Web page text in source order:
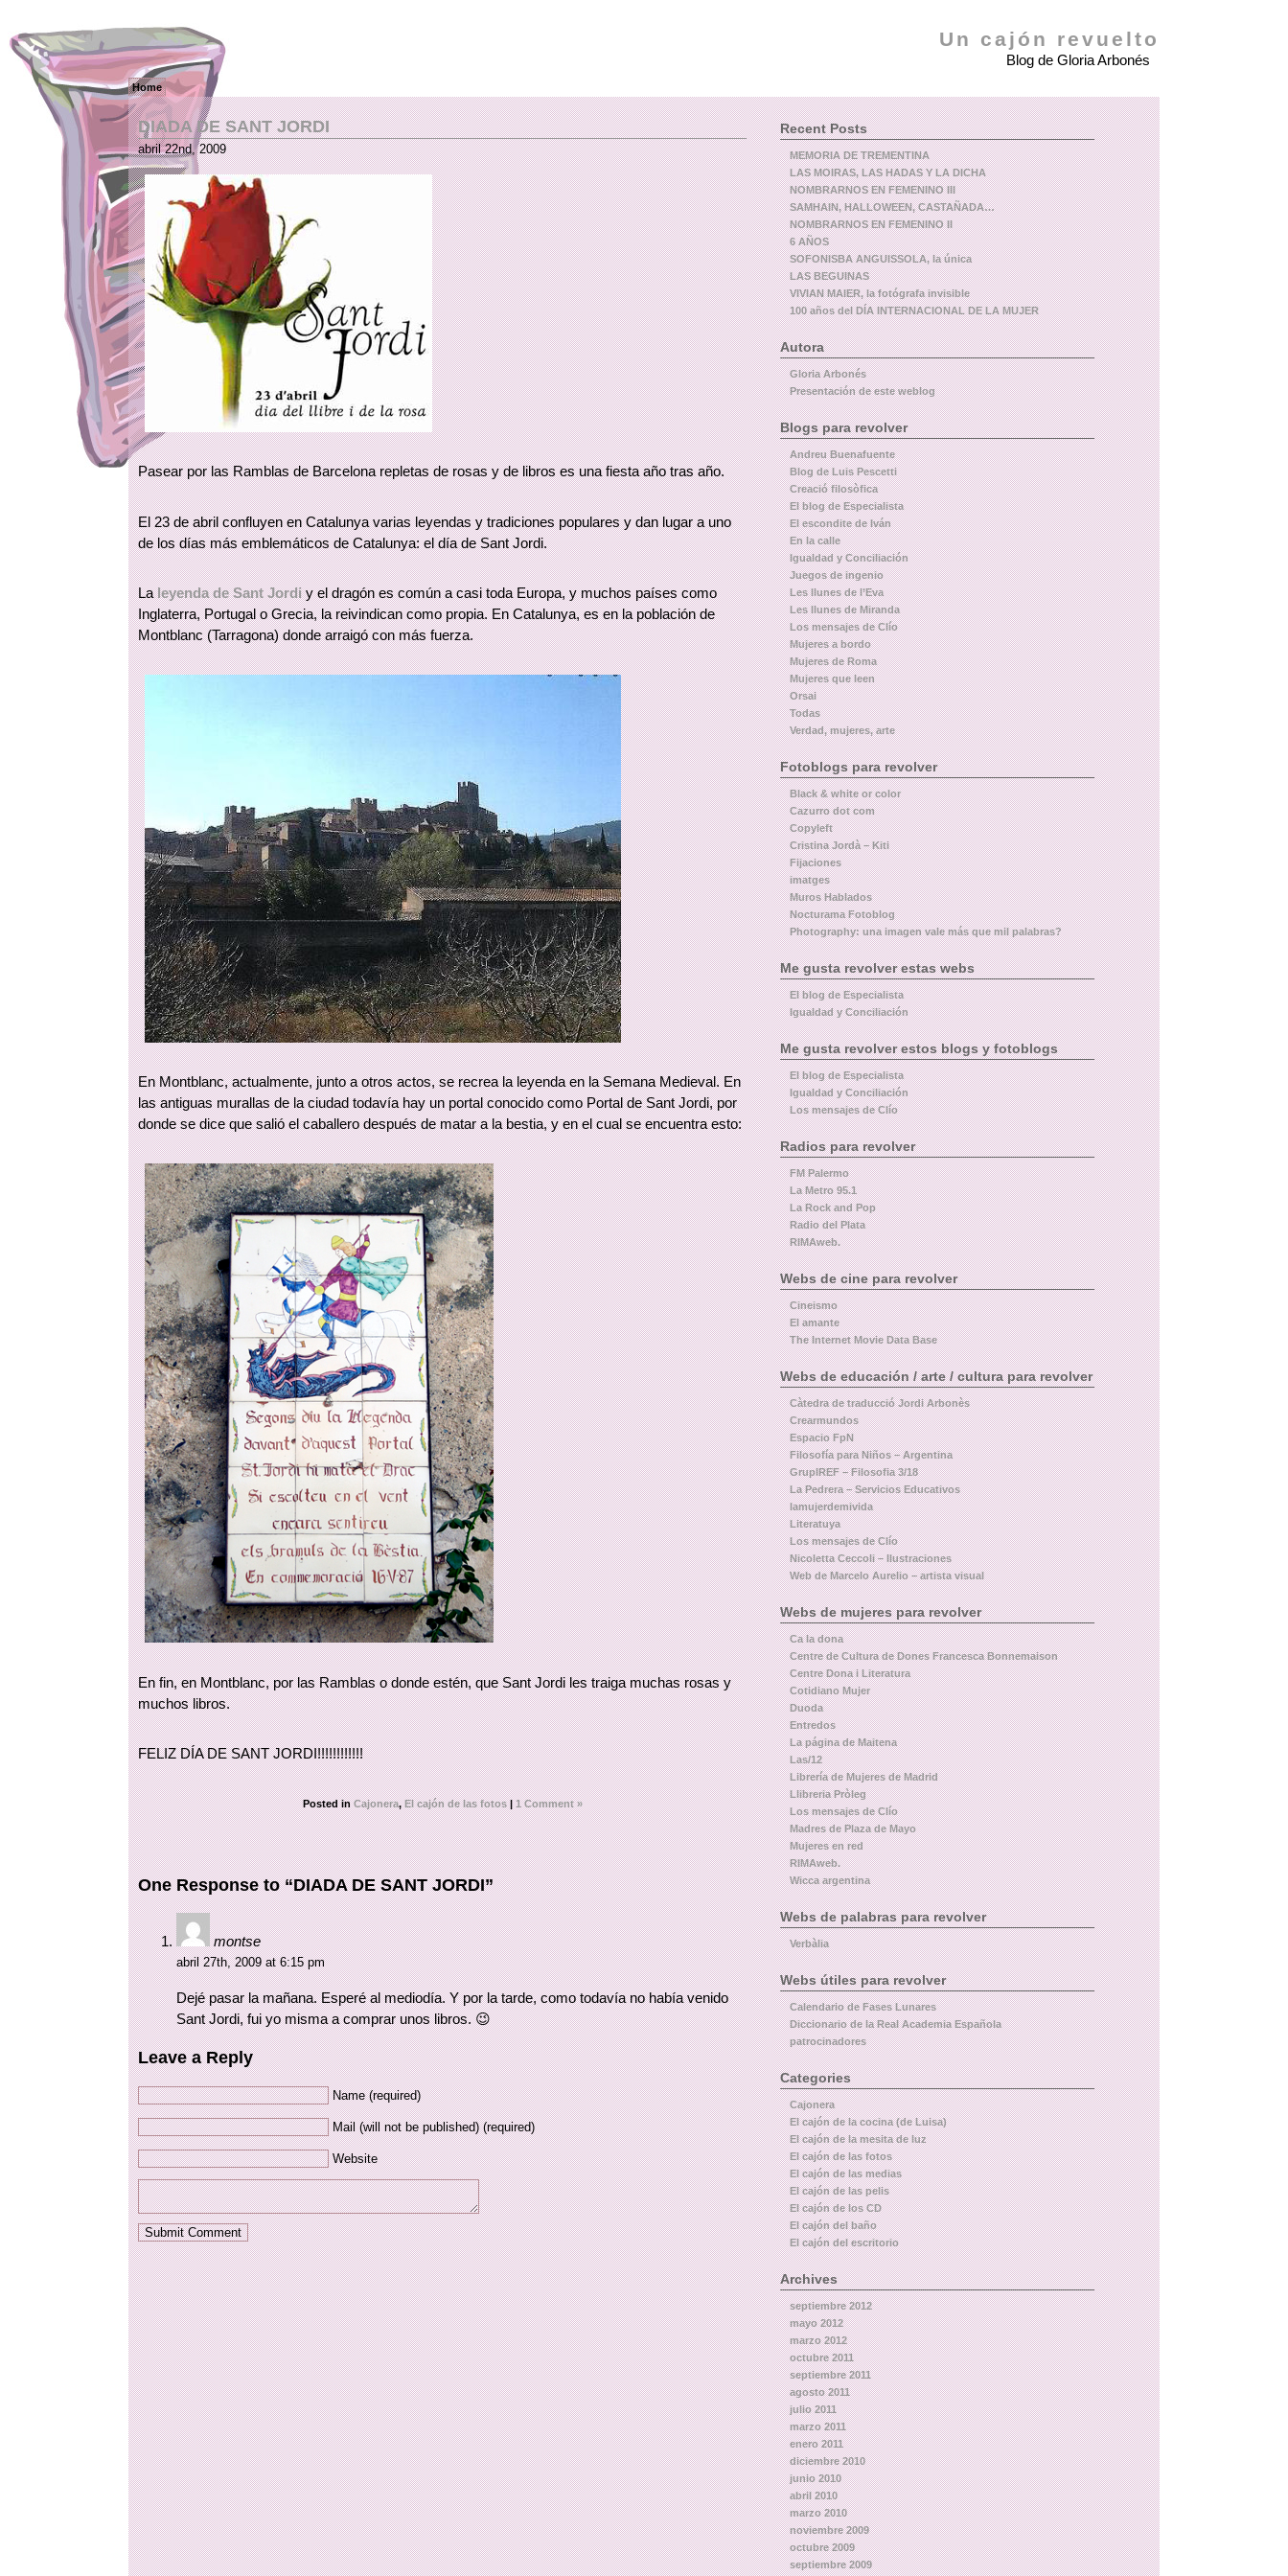
Un cajón revuelto
Blog de Gloria Arbonés
Home
DIADA DE SANT JORDI
abril 22nd, 2009
Pasear por las Ramblas de Barcelona repletas de rosas y de libros es una fiesta año tras año.
El 23 de abril confluyen en Catalunya varias leyendas y tradiciones populares y dan lugar a uno
de los días más emblemáticos de Catalunya: el día de Sant Jordi.
Laleyenda de Sant Jordiy el dragón es común a casi toda Europa, y muchos países como
Inglaterra, Portugal o Grecia, la reivindican como propia. En Catalunya, es en la población de
Montblanc (Tarragona) donde arraigó con más fuerza.
En Montblanc, actualmente, junto a otros actos, se recrea la leyenda en la Semana Medieval. En
las antiguas murallas de la ciudad todavía hay un portal conocido como Portal de Sant Jordi, por
donde se dice que salió el caballero después de matar a la bestia, y en el cual se encuentra esto:
En fin, en Montblanc, por las Ramblas o donde estén, que Sant Jordi les traiga muchas rosas y
muchos libros.
FELIZ DÍA DE SANT JORDI!!!!!!!!!!!!
Posted inCajonera,El cajón de las fotos | 1 Comment »
One Response to “DIADA DE SANT JORDI”
montse
abril 27th, 2009 at 6:15 pm
Dejé pasar la mañana. Esperé al mediodía. Y por la tarde, como todavía no había venido
Sant Jordi, fui yo misma a comprar unos libros. 😉
Leave a Reply
Name (required)
Mail (will not be published) (required)
Website
Recent Posts
MEMORIA DE TREMENTINA
LAS MOIRAS, LAS HADAS Y LA DICHA
NOMBRARNOS EN FEMENINO III
SAMHAIN, HALLOWEEN, CASTAÑADA…
NOMBRARNOS EN FEMENINO II
6 AÑOS
SOFONISBA ANGUISSOLA, la única
LAS BEGUINAS
VIVIAN MAIER, la fotógrafa invisible
100 años del DÍA INTERNACIONAL DE LA MUJER
Autora
Gloria Arbonés
Presentación de este weblog
Blogs para revolver
Andreu Buenafuente
Blog de Luis Pescetti
Creació filosòfica
El blog de Especialista
El escondite de Iván
En la calle
Igualdad y Conciliación
Juegos de ingenio
Les llunes de l’Eva
Les llunes de Miranda
Los mensajes de Clío
Mujeres a bordo
Mujeres de Roma
Mujeres que leen
Orsai
Todas
Verdad, mujeres, arte
Fotoblogs para revolver
Black & white or color
Cazurro dot com
Copyleft
Cristina Jordà – Kiti
Fijaciones
imatges
Muros Hablados
Nocturama Fotoblog
Photography: una imagen vale más que mil palabras?
Me gusta revolver estas webs
El blog de Especialista
Igualdad y Conciliación
Me gusta revolver estos blogs y fotoblogs
El blog de Especialista
Igualdad y Conciliación
Los mensajes de Clío
Radios para revolver
FM Palermo
La Metro 95.1
La Rock and Pop
Radio del Plata
RIMAweb.
Webs de cine para revolver
Cineismo
El amante
The Internet Movie Data Base
Webs de educación / arte / cultura para revolver
Càtedra de traducció Jordi Arbonès
Crearmundos
Espacio FpN
Filosofía para Niños – Argentina
GrupIREF – Filosofia 3/18
La Pedrera – Servicios Educativos
lamujerdemivida
Literatuya
Los mensajes de Clío
Nicoletta Ceccoli – Ilustraciones
Web de Marcelo Aurelio – artista visual
Webs de mujeres para revolver
Ca la dona
Centre de Cultura de Dones Francesca Bonnemaison
Centre Dona i Literatura
Cotidiano Mujer
Duoda
Entredos
La página de Maitena
Las/12
Librería de Mujeres de Madrid
Llibreria Pròleg
Los mensajes de Clío
Madres de Plaza de Mayo
Mujeres en red
RIMAweb.
Wicca argentina
Webs de palabras para revolver
Verbàlia
Webs útiles para revolver
Calendario de Fases Lunares
Diccionario de la Real Academia Española
patrocinadores
Categories
Cajonera
El cajón de la cocina (de Luisa)
El cajón de la mesita de luz
El cajón de las fotos
El cajón de las medias
El cajón de las pelis
El cajón de los CD
El cajón del baño
El cajón del escritorio
Archives
septiembre 2012
mayo 2012
marzo 2012
octubre 2011
septiembre 2011
agosto 2011
julio 2011
marzo 2011
enero 2011
diciembre 2010
junio 2010
abril 2010
marzo 2010
noviembre 2009
octubre 2009
septiembre 2009